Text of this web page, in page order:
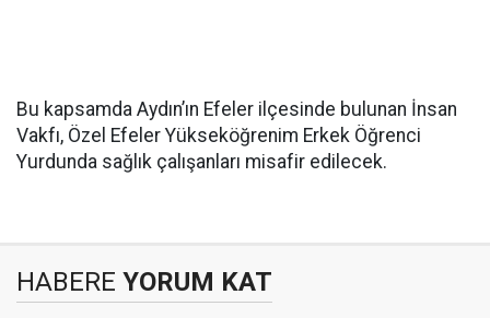
Bu kapsamda Aydın’ın Efeler ilçesinde bulunan İnsan
Vakfı, Özel Efeler Yükseköğrenim Erkek Öğrenci
Yurdunda sağlık çalışanları misafir edilecek.
HABERE YORUM KAT